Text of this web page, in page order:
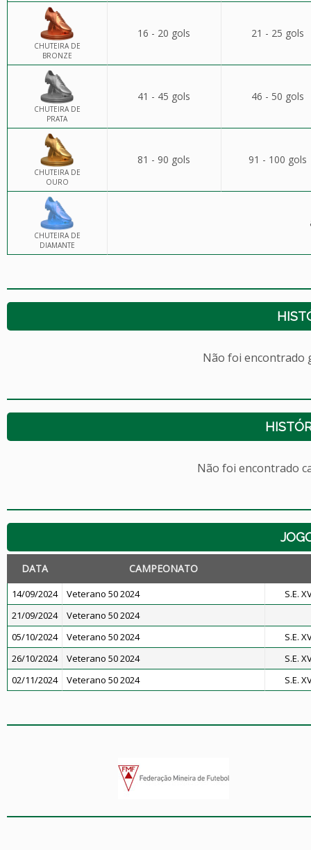
CHUTEIRA DE
BRONZE
16 - 20 gols 21 - 25 gols
CHUTEIRA DE
PRATA
41 - 45 gols 46 - 50 gols
CHUTEIRA DE
OURO
81 - 90 gols 91 - 100 gols
CHUTEIRA DE
DIAMANTE
Não foi encontrado
Não foi encontrado
DATA CAMPEONATO
14/09/2024 Veterano 50 2024
S.E.
21/09/2024
Veterano 50 2024
05/10/2024
Veterano 50 2024
S.E.
26/10/2024
Veterano 50 2024
S.E.
02/11/2024
Veterano 50 2024 S.E.